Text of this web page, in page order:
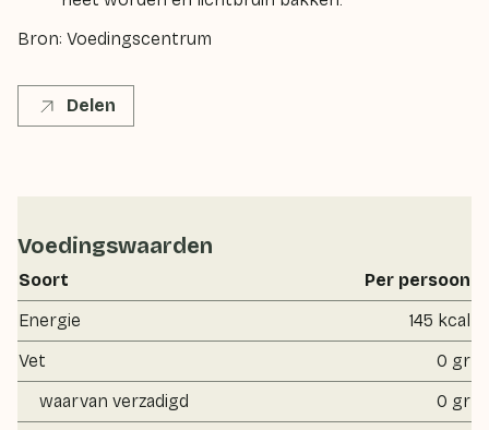
Bron: Voedingscentrum
Delen
Voedingswaarden
Soort
Per persoon
Energie
145 kcal
Vet
0 gr
waarvan verzadigd
0 gr